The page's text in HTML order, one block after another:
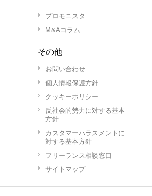
プロモニスタ
M&Aコラム
その他
お問い合わせ
個人情報保護方針
クッキーポリシー
反社会的勢力に対する基本
方針
カスタマーハラスメントに
対する基本方針
フリーランス相談窓口
サイトマップ